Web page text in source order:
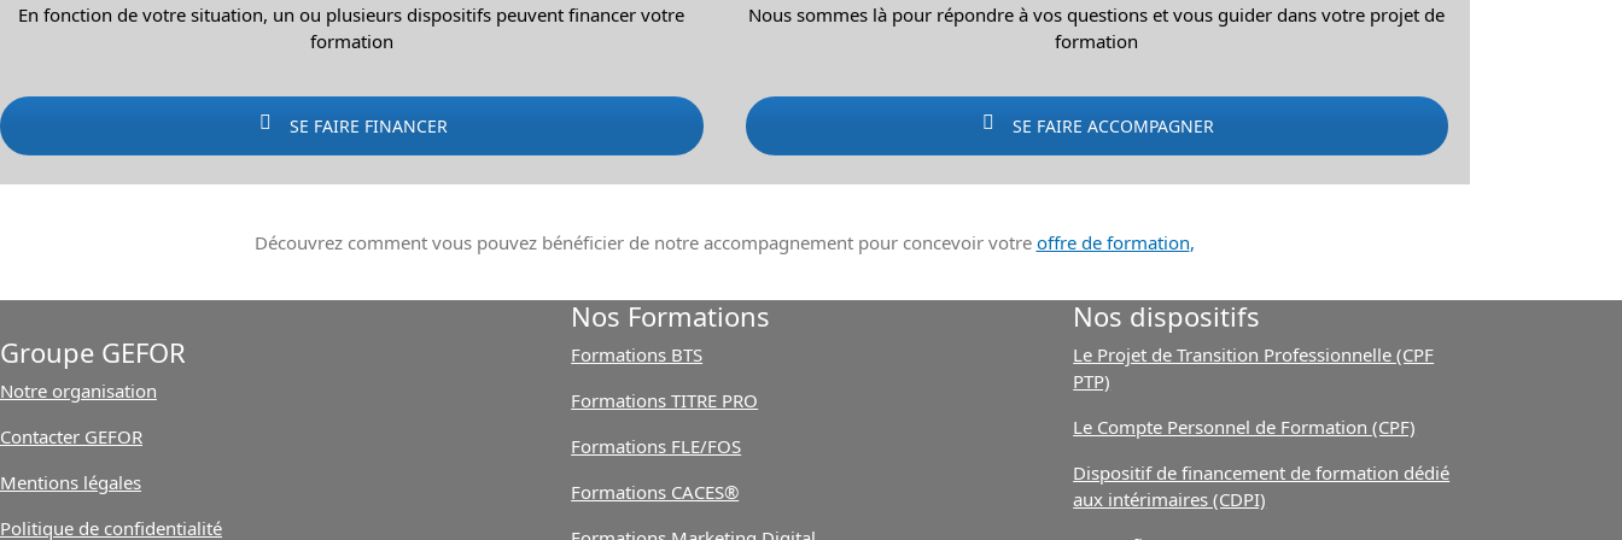
En fonction de votre situation, un ou plusieurs dispositifs peuvent financer votre
formation
SE FAIRE FINANCER
Nous sommes là pour répondre à vos questions et vous guider dans votre projet de
formation
SE FAIRE ACCOMPAGNER
Découvrez comment vous pouvez bénéficier de notre accompagnement pour concevoir votre offre de formation,
Groupe GEFOR
Notre organisation
Contacter GEFOR
Mentions légales
Politique de confidentialité
Nos Formations
Formations BTS
Formations TITRE PRO
Formations FLE/FOS
Formations CACES®
Nos dispositifs
Le Projet de Transition Professionnelle (CPF
PTP)
Le Compte Personnel de Formation (CPF)
Dispositif de financement de formation dédié
aux intérimaires (CDPI)